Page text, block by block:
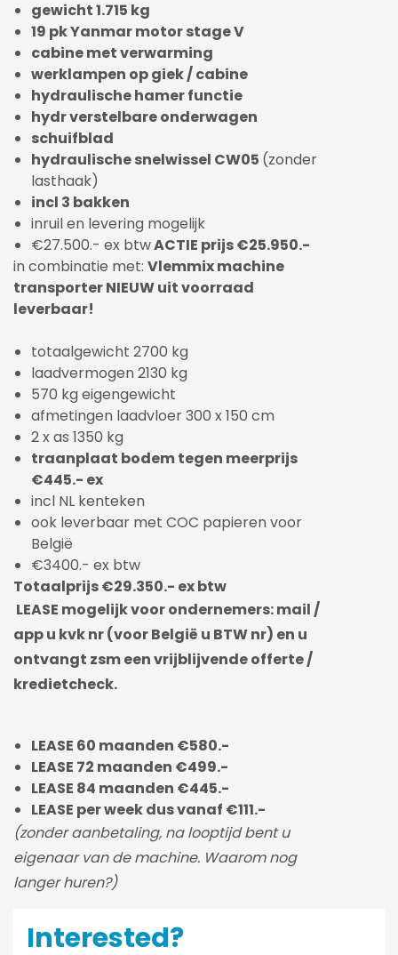
gewicht 1.715 kg
19 pk Yanmar motor stage V
cabine met verwarming
werklampen op giek / cabine
hydraulische hamer functie
hydr verstelbare onderwagen
schuifblad
hydraulische snelwissel CW05 (zonder
lasthaak)
incl 3 bakken
inruil en levering mogelijk
€27.500.- ex btwACTIE prijs €25.950.-
in combinatie met: Vlemmix machine
transporter NIEUW uit voorraad
leverbaar!
totaalgewicht 2700 kg
laadvermogen 2130 kg
570 kg eigengewicht
afmetingen laadvloer 300 x 150 cm
2 x as 1350 kg
traanplaat bodem tegen meerprijs
€445.- ex
incl NL kenteken
ook leverbaar met COC papieren voor
België
€3400.- ex btw
Totaalprijs €29.350.- ex btw
LEASE mogelijk voor ondernemers: mail /
app u kvk nr (voor België u BTW nr) en u
ontvangt zsm een vrijblijvende offerte /
kredietcheck.
LEASE 60 maanden €580.-
LEASE 72 maanden €499.-
LEASE 84 maanden €445.-
LEASE per week dus vanaf €111.-
(zonder aanbetaling, na looptijd bent u
eigenaar van de machine. Waarom nog
langer huren?)
Interested?